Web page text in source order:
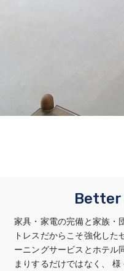
Better
家具・家電の完備と家族・
トレスだからこそ強化し
ーニングサービスとホテル
まりするだけではなく、